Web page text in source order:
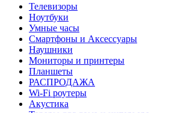
Телевизоры
Ноутбуки
Умные часы
Смартфоны и Аксессуары
Наушники
Мониторы и принтеры
Планшеты
РАСПРОДАЖА
Wi-Fi роутеры
Акустика